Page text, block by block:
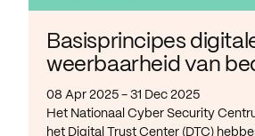
Basisprincipes
weerbaarheid van
08 Apr 2025 - 31 Dec 2025
Het Nationaal Cyber Security
het Digital Trust Center (DTC)